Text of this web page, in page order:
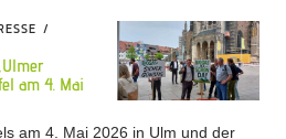
am 4. Mai
am 4. Mai 2026 in Ulm und der